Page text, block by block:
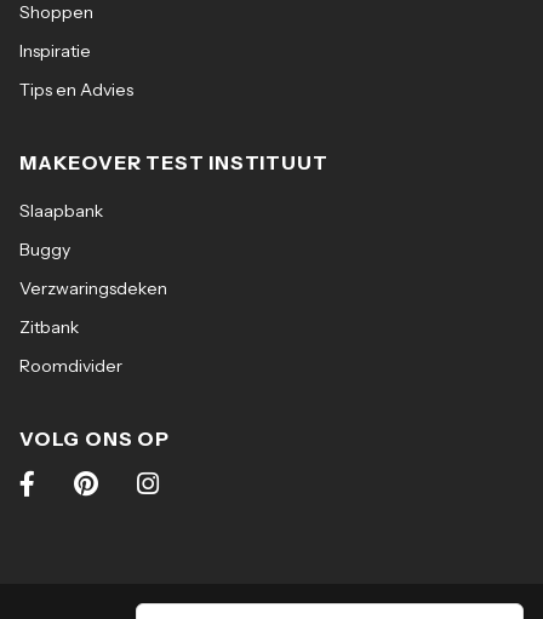
Shoppen
Inspiratie
Tips en Advies
MAKEOVER TEST INSTITUUT
Slaapbank
Buggy
Verzwaringsdeken
Zitbank
Roomdivider
VOLG ONS OP